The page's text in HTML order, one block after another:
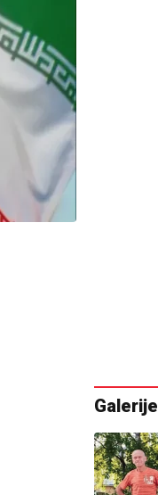
Galerije